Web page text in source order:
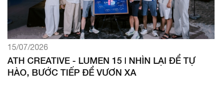
15/07/2026
ATH CREATIVE - LUMEN 15 | NHÌN LẠI ĐỂ TỰ
HÀO, BƯỚC TIẾP ĐỂ VƯƠN XA